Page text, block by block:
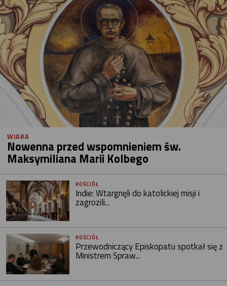
WIARA
Nowenna przed wspomnieniem św.
Maksymiliana Marii Kolbego
KOŚCIÓŁ
Indie: Wtargnęli do katolickiej misji i
zagrozili...
KOŚCIÓŁ
Przewodniczący Episkopatu spotkał się z
Ministrem Spraw...